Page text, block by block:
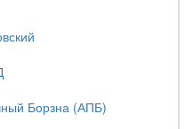
Борзна (АПБ)